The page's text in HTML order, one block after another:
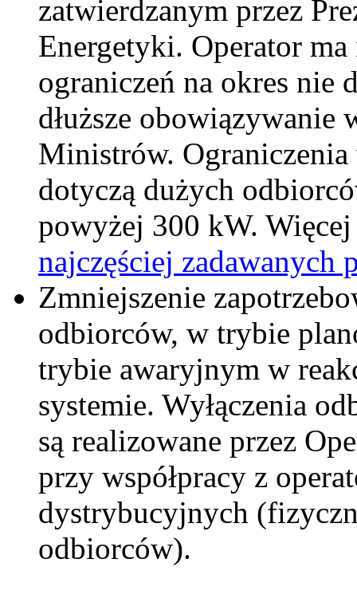
zatwierdzanym przez
Energetyki. Operator
ograniczeń na okres nie
dłuższe obowiązywanie
Ministrów. Ograniczenia
dotyczą dużych
powyżej 300 kW.
najczęściej zadawanych
Zmniejszenie
odbiorców, w trybie
trybie awaryjnym w
systemie. Wyłączenia
są realizowane przez
przy współpracy z
dystrybucyjnych
odbiorców).